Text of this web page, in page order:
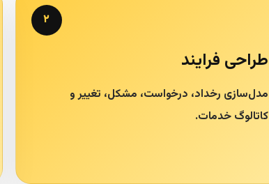
۲
طراحی فرایند
مدل‌سازی رخداد، درخواست، مشکل، تغییر و
کاتالوگ خدمات.